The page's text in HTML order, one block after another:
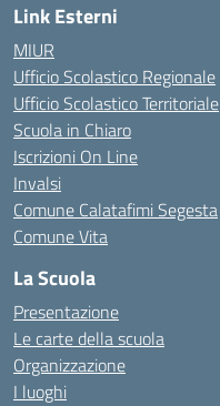
Link Esterni
MIUR
Ufficio Scolastico Regionale
Ufficio Scolastico Territoriale
Scuola in Chiaro
Iscrizioni On Line
Invalsi
Comune Calatafimi Segesta
Comune Vita
La Scuola
Presentazione
Le carte della scuola
Organizzazione
I luoghi